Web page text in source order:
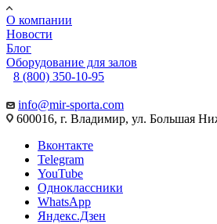
О компании
Новости
Блог
Оборудование для залов
8 (800) 350-10-95
info@mir-sporta.com
600016, г. Владимир, ул. Большая
Вконтакте
Telegram
YouTube
Одноклассники
WhatsApp
Яндекс.Дзен